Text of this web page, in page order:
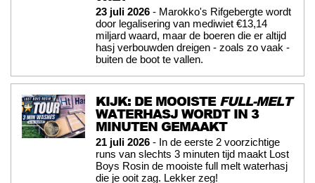
23 juli 2026 - Marokko's Rifgebergte wordt
door legalisering van mediwiet €13,14
miljard waard, maar de boeren die er altijd
hasj verbouwden dreigen - zoals zo vaak -
buiten de boot te vallen.
KIJK: DE MOOISTEFULL-MELT
WATERHASJ WORDT IN 3
MINUTEN GEMAAKT
21 juli 2026 - In de eerste 2 voorzichtige
runs van slechts 3 minuten tijd maakt Lost
Boys Rosin de mooiste full melt waterhasj
die je ooit zag. Lekker zeg!